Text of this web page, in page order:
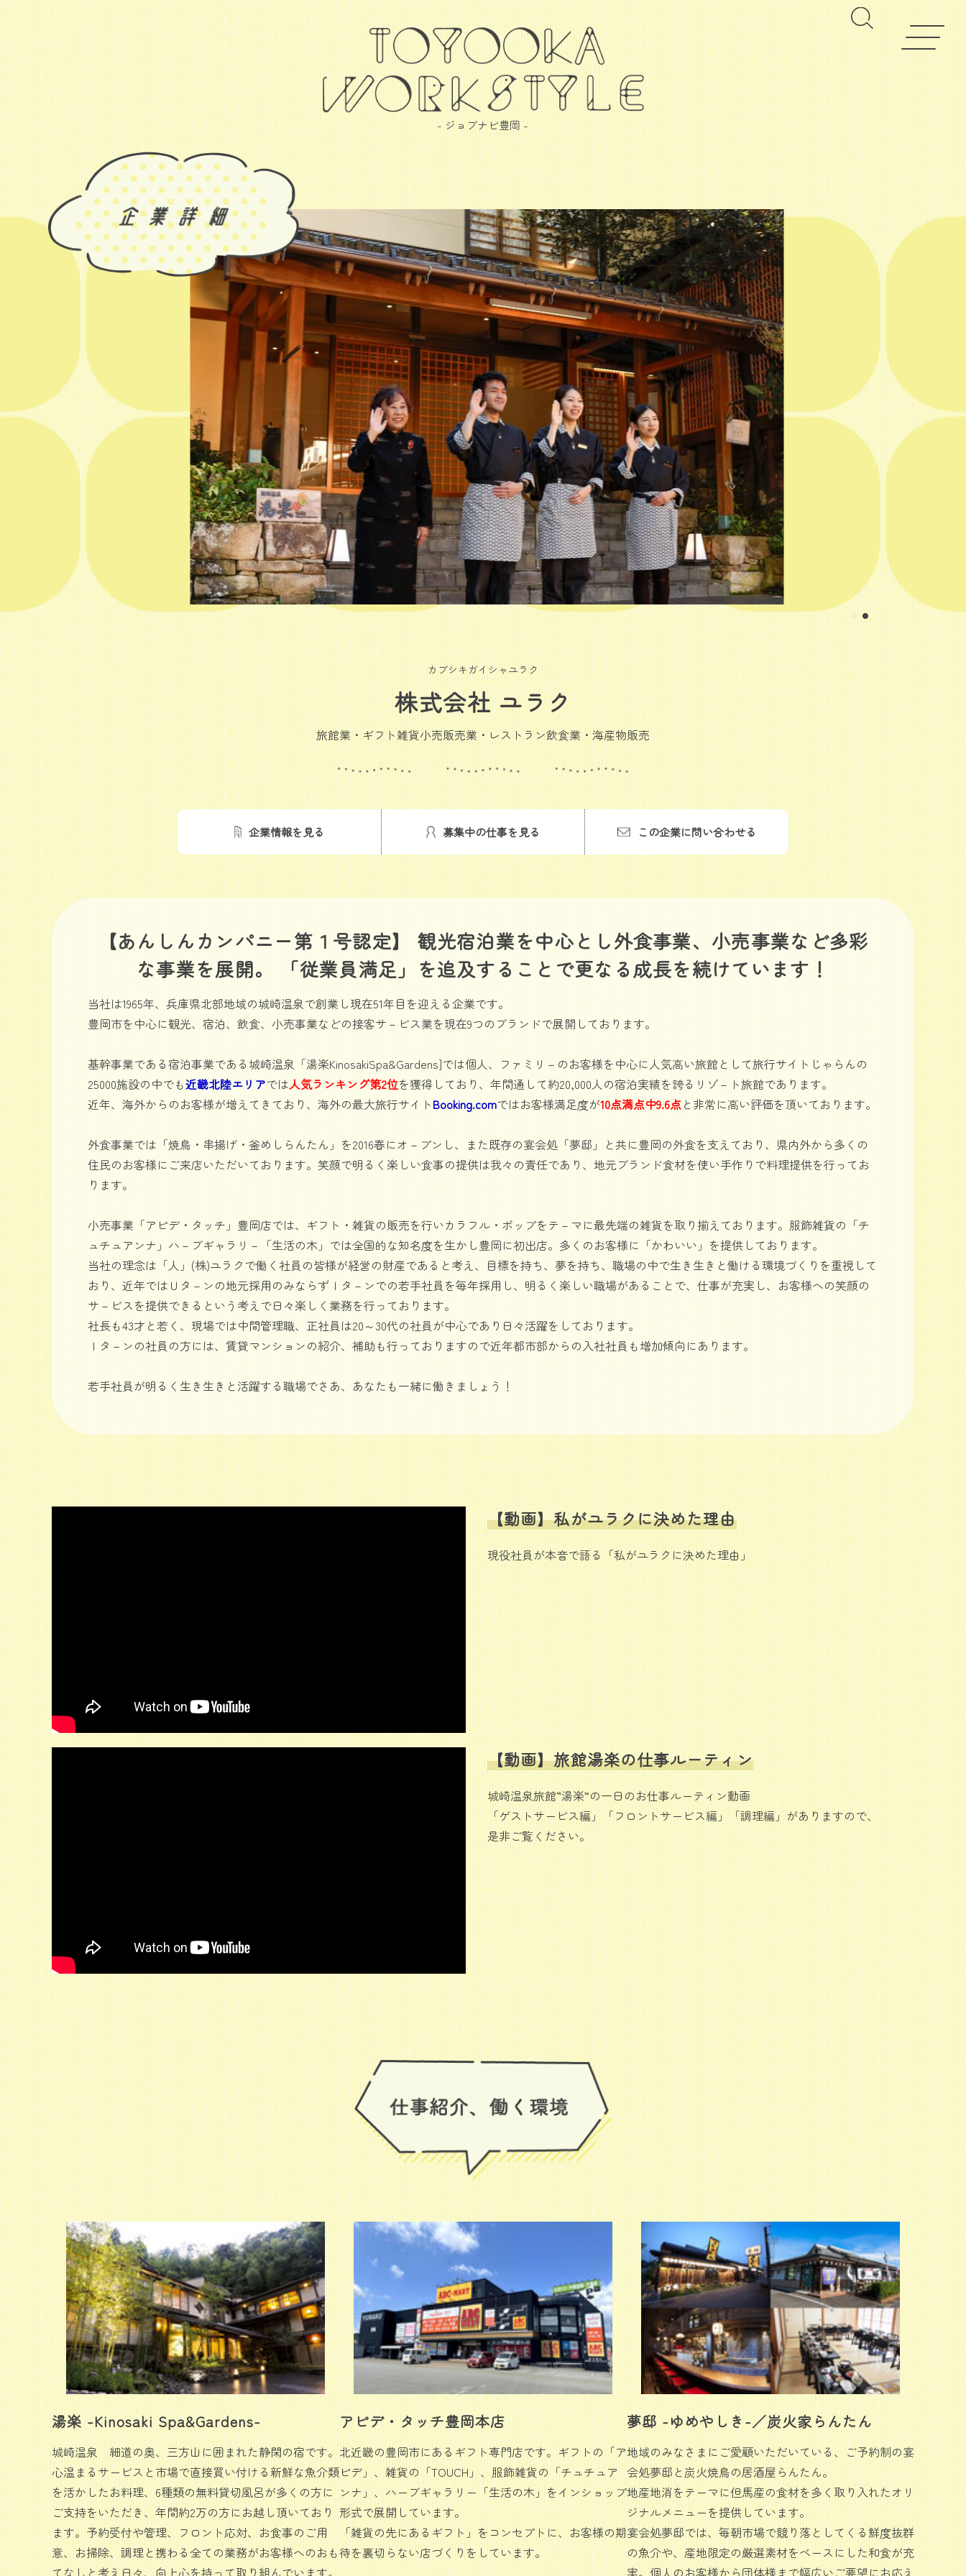
- ジョブナビ豊岡 -
カブシキガイシャユラク
株式会社 ユラク
旅館業・ギフト雑貨小売販売業・レストラン飲食業・海産物販売
企業情報を見る 募集中の仕事を見る この企業に問い合わせる
【あんしんカンパニー第１号認定】 観光宿泊業を中心とし外食事業、小売事業など多彩
な事業を展開。 「従業員満足」を追及することで更なる成長を続けています！
当社は1965年、兵庫県北部地域の城崎温泉で創業し現在51年目を迎える企業です。
豊岡市を中心に観光、宿泊、飲食、小売事業などの接客サ－ビス業を現在9つのブランドで展開しております。
基幹事業である宿泊事業である城崎温泉「湯楽KinosakiSpa&Gardens]では個人、ファミリ－のお客様を中心に人気高い旅館として旅行サイトじゃらんの
25000施設の中でも近畿北陸エリアでは人気ランキング第2位を獲得しており、年間通して約20,000人の宿泊実績を誇るリゾ－ト旅館であります。
近年、海外からのお客様が増えてきており、海外の最大旅行サイトBooking.comではお客様満足度が10点満点中9.6点 と非常に高い評価を頂いております。
外食事業では「焼鳥・串揚げ・釜めしらんたん」を2016春にオ－プンし、また既存の宴会処「夢邸」と共に豊岡の外食を支えており、県内外から多くの
住民のお客様にご来店いただいております。笑顔で明るく楽しい食事の提供は我々の責任であり、地元ブランド食材を使い手作りで料理提供を行ってお
ります。
小売事業「アピデ・タッチ」豊岡店では、ギフト・雑貨の販売を行いカラフル・ポップをテ－マに最先端の雑貨を取り揃えております。服飾雑貨の「チ
ュチュアンナ」ハ－ブギャラリ－「生活の木」では全国的な知名度を生かし豊岡に初出店。多くのお客様に「かわいい」を提供しております。
当社の理念は「人」(株)ユラクで働く社員の皆様が経営の財産であると考え、目標を持ち、夢を持ち、職場の中で生き生きと働ける環境づくりを重視して
おり、近年ではＵタ－ンの地元採用のみならずＩタ－ンでの若手社員を毎年採用し、明るく楽しい職場があることで、仕事が充実し、お客様への笑顔の
サ－ビスを提供できるという考えで日々楽しく業務を行っております。
社長も43才と若く、現場では中間管理職、正社員は20～30代の社員が中心であり日々活躍をしております。
Ｉタ－ンの社員の方には、賃貸マンションの紹介、補助も行っておりますので近年都市部からの入社社員も増加傾向にあります。
若手社員が明るく生き生きと活躍する職場でさあ、あなたも一緒に働きましょう！
【動画】私がユラクに決めた理由
現役社員が本音で語る「私がユラクに決めた理由」
【動画】旅館湯楽の仕事ルーティン
城崎温泉旅館“湯楽”の一日のお仕事ルーティン動画
「ゲストサービス編」「フロントサービス編」「調理編」がありますので、
是非ご覧ください。
湯楽 -Kinosaki Spa&Gardens-
城崎温泉 細道の奥、三方山に囲まれた静閑の宿です。
心温まるサービスと市場で直接買い付ける新鮮な魚介類
を活かしたお料理、6種類の無料貸切風呂が多くの方に
ご支持をいただき、年間約2万の方にお越し頂いており
ます。予約受付や管理、フロント応対、お食事のご用
意、お掃除、調理と携わる全ての業務がお客様へのおも
てなしと考え日々、向上心を持って取り組んでいます。
アピデ・タッチ豊岡本店
北近畿の豊岡市にあるギフト専門店です。ギフトの「ア
ピデ」、雑貨の「TOUCH」、服飾雑貨の「チュチュア
ンナ」、ハーブギャラリー「生活の木」をインショップ
形式で展開しています。
「雑貨の先にあるギフト」をコンセプトに、お客様の期
待を裏切らない店づくりをしています。
夢邸 -ゆめやしき-／炭火家らんたん
地域のみなさまにご愛顧いただいている、ご予約制の宴
会処夢邸と炭火焼鳥の居酒屋らんたん。
地産地消をテーマに但馬産の食材を多く取り入れたオリ
ジナルメニューを提供しています。
宴会処夢邸では、毎朝市場で競り落としてくる鮮度抜群
の魚介や、産地限定の厳選素材をベースにした和食が充
実。個人のお客様から団体様まで幅広いご要望にお応え